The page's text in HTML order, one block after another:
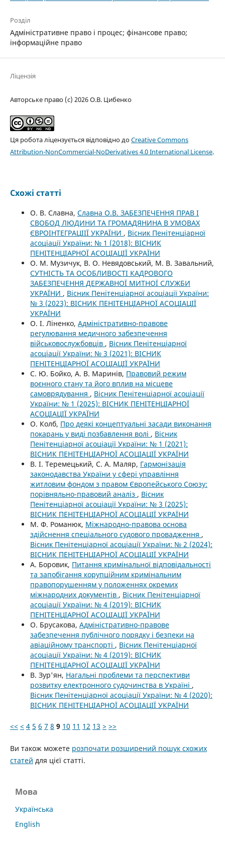
Розділ
Адміністративне право і процес; фінансове право;
інформаційне право
Ліцензія
Авторське право (c) 2026 О.В. Цибенко
Ця робота ліцензується відповідно доCreative Commons
Attribution-NonCommercial-NoDerivatives 4.0 International License.
Схожі статті
О. В. Славна, Славна О.В. ЗАБЕЗПЕЧЕННЯ ПРАВ І
СВОБОД ЛЮДИНИ ТА ГРОМАДЯНИНА В УМОВАХ
ЄВРОІНТЕГРАЦІІЇ УКРАЇНИ , Вісник Пенітенціарної
асоціації України: № 1 (2018): ВІСНИК
ПЕНІТЕНЦІАРНОЇ АСОЦІАЦІЇ УКРАЇНИ
О. М. Музичук, В. О. Невядовський, М. В. Завальний,
СУТНІСТЬ ТА ОСОБЛИВОСТІ КАДРОВОГО
ЗАБЕЗПЕЧЕННЯ ДЕРЖАВНОЇ МИТНОЇ СЛУЖБИ
УКРАЇНИ , Вісник Пенітенціарної асоціації України:
№ 3 (2023): ВІСНИК ПЕНІТЕНЦІАРНОЇ АСОЦІАЦІЇ
УКРАЇНИ
О. І. Ліненко, Адміністративно-правове
регулювання медичного забезпечення
військовослужбовців , Вісник Пенітенціарної
асоціації України: № 3 (2021): ВІСНИК
ПЕНІТЕНЦІАРНОЇ АСОЦІАЦІЇ УКРАЇНИ
С. Ю. Бойко, А. В. Маринів, Правовий режим
воєнного стану та його вплив на місцеве
самоврядування , Вісник Пенітенціарної асоціації
України: № 1 (2025): ВІСНИК ПЕНІТЕНЦІАРНОЇ
АСОЦІАЦІЇ УКРАЇНИ
О. Колб, Про деякі концептуальні засади виконання
покарань у виді позбавлення волі , Вісник
Пенітенціарної асоціації України: № 1 (2021):
ВІСНИК ПЕНІТЕНЦІАРНОЇ АСОЦІАЦІЇ УКРАЇНИ
В. І. Теремецький, С. А. Маляр, Гармонізація
законодавства України у сфері управління
житловим фондом з правом Європейського Союзу:
порівняльно-правовий аналіз , Вісник
Пенітенціарної асоціації України: № 3 (2025):
ВІСНИК ПЕНІТЕНЦІАРНОЇ АСОЦІАЦІЇ УКРАЇНИ
М. Ф. Романюк, Міжнародно-правова основа
здійснення спеціального судового провадження ,
Вісник Пенітенціарної асоціації України: № 2 (2024):
ВІСНИК ПЕНІТЕНЦІАРНОЇ АСОЦІАЦІЇ УКРАЇНИ
А. Боровик, Питання кримінальної відповідальності
та запобігання корупційним кримінальним
правопорушенням у положеннях окремих
міжнародних документів , Вісник Пенітенціарної
асоціації України: № 4 (2019): ВІСНИК
ПЕНІТЕНЦІАРНОЇ АСОЦІАЦІЇ УКРАЇНИ
О. Брусакова, Адміністративно-правове
забезпечення публічного порядку і безпеки на
авіаційному транспорті , Вісник Пенітенціарної
асоціації України: № 4 (2019): ВІСНИК
ПЕНІТЕНЦІАРНОЇ АСОЦІАЦІЇ УКРАЇНИ
В. Зур'ян, Нагальні проблеми та перспективи
розвитку електронного судочинства в Україні ,
Вісник Пенітенціарної асоціації України: № 4 (2020):
ВІСНИК ПЕНІТЕНЦІАРНОЇ АСОЦІАЦІЇ УКРАЇНИ
<< < 4 5 6 7 8 9 10 11 12 13 > >>
Ви також можете розпочати розширений пошук схожих
статей для цієї статті.
Мова
Українська
English